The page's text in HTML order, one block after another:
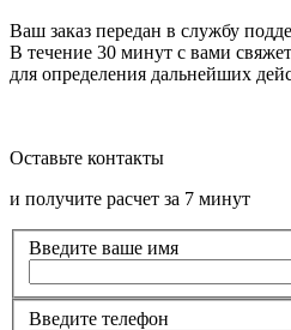
Ваш заказ передан в службу
В течение 30 минут с вами
для определения дальнейших
Оставьте контакты
и получите расчет за 7 минут
Введите ваше имя
Введите телефон